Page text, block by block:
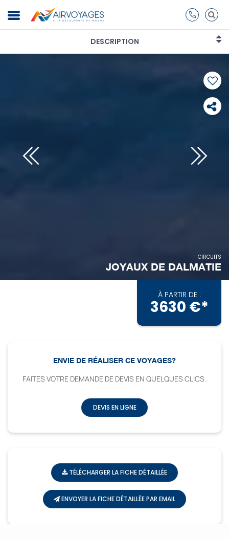
DESCRIPTION
CIRCUITS
JOYAUX DE DALMATIE
À PARTIR DE :
3630 €*
ENVIE DE RÉALISER CE VOYAGES?
FAITES VOTRE DEMANDE DE DEVIS EN QUELQUES CLICS.
DEVIS EN LIGNE
TÉLÉCHARGER LA FICHE DÉTAILLÉE
ENVOYER LA FICHE DÉTAILLÉE PAR EMAIL